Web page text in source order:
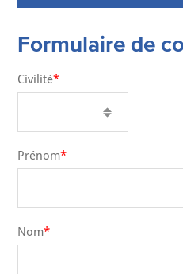
Formulaire de
Civilité
Prénom
Nom